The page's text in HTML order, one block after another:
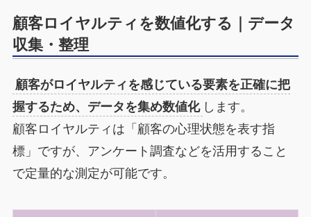
顧客ロイヤルティを数値化する｜データ
収集・整理
顧客がロイヤルティを感じている要素を正確に把
握するため、データを集め数値化 します。
顧客ロイヤルティは「顧客の心理状態を表す指
標」ですが、アンケート調査などを活用すること
で定量的な測定が可能です。